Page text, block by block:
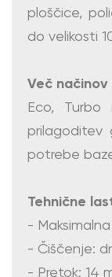
ploščice,
do velikosti
Več načinov
Eco, Turbo
prilagoditev
potrebe
Tehnične
-
- Čiščenje:
- Pretok: 14